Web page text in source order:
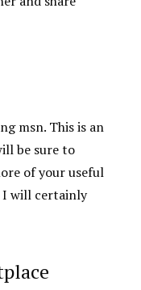
msn. This is an
be sure to
of your useful
I will certainly